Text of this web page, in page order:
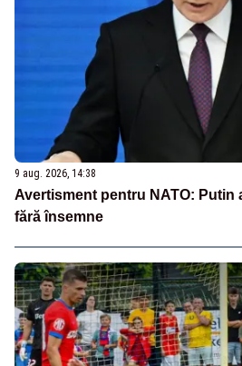
9 aug. 2026, 14:38
Avertisment pentru NATO: Putin
fără însemne